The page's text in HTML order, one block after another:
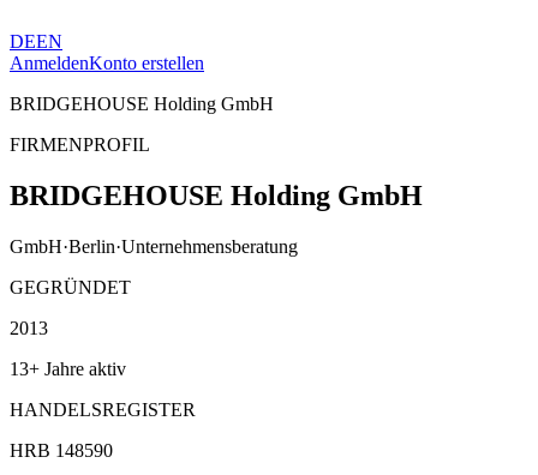
DEEN
AnmeldenKonto erstellen
BRIDGEHOUSE Holding GmbH
FIRMENPROFIL
BRIDGEHOUSE Holding GmbH
GmbH·Berlin·Unternehmensberatung
GEGRÜNDET
2013
13+ Jahre aktiv
HANDELSREGISTER
HRB 148590